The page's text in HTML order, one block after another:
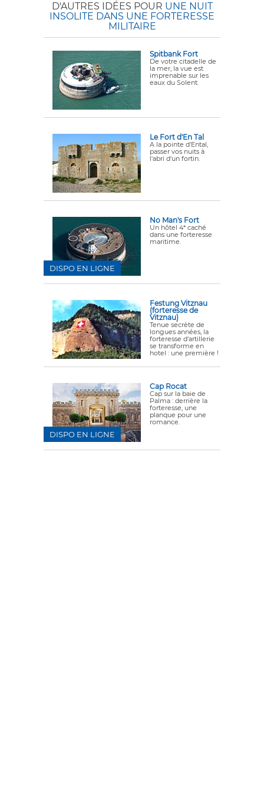
D'AUTRES IDÉES POUR UNE NUIT
INSOLITE DANS UNE FORTERESSE
MILITAIRE
Spitbank Fort
De votre citadelle de
la mer, la vue est
imprenable sur les
eaux du Solent.
Le Fort d'En Tal
A la pointe d'Ental,
passer vos nuits à
l'abri d'un fortin.
No Man's Fort
Un hôtel 4* caché
dans une forteresse
maritime.
DISPO EN LIGNE
Festung Vitznau
(forteresse de
Vitznau)
Tenue secrète de
longues années, la
forteresse d'artillerie
se transforme en
hotel : une première !
Cap Rocat
Cap sur la baie de
Palma : derrière la
forteresse, une
planque pour une
romance.
DISPO EN LIGNE